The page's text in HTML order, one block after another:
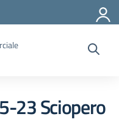
23 Sciopero